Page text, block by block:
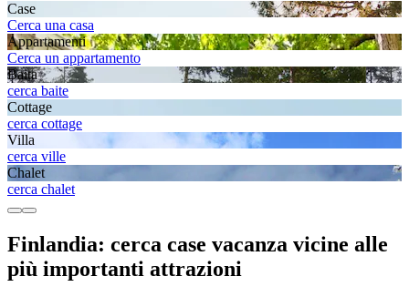
Case
Cerca una casa
Appartamenti
Cerca un appartamento
Baita
cerca baite
Cottage
cerca cottage
Villa
cerca ville
Chalet
cerca chalet
Finlandia: cerca case vacanza vicine alle
più importanti attrazioni